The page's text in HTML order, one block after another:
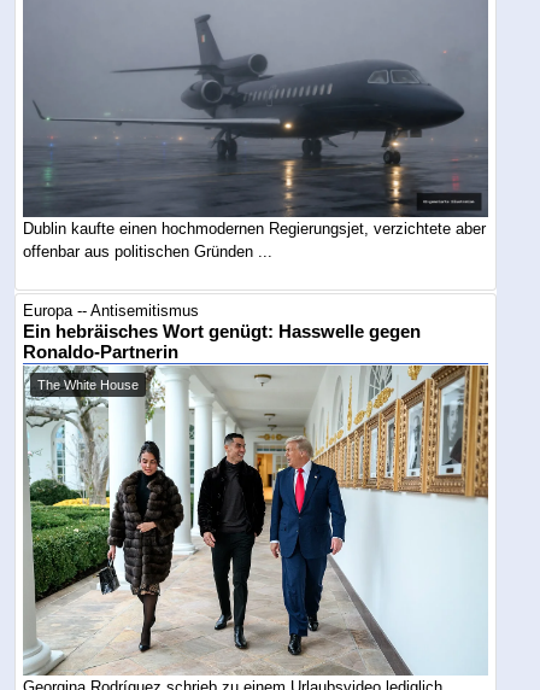
Dublin kaufte einen hochmodernen Regierungsjet, verzichtete aber
offenbar aus politischen Gründen ...
Europa -- Antisemitismus
Ein hebräisches Wort genügt: Hasswelle gegen
Ronaldo-Partnerin
The White House